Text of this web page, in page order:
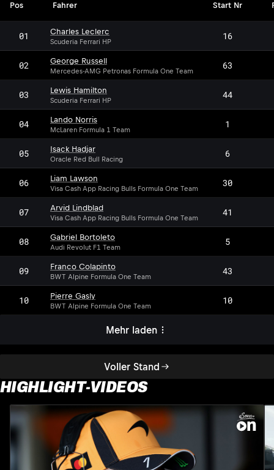
Voller Stand
Pos Fahrer Start Nr
01 Charles Leclerc
Scuderia Ferrari HP 16
02 George Russell
Mercedes-AMG Petronas Formula One Team 63
03 Lewis Hamilton
Scuderia Ferrari HP 44
04 Lando Norris
McLaren Formula 1 Team 1
05 Isack Hadjar
Oracle Red Bull Racing 6
06 Liam Lawson
Visa Cash App Racing Bulls Formula One Team 30
07 Arvid Lindblad
Visa Cash App Racing Bulls Formula One Team 41
08 Gabriel Bortoleto
Audi Revolut F1 Team 5
09 Franco Colapinto
BWT Alpine Formula One Team 43
10 Pierre Gasly
BWT Alpine Formula One Team 10
Mehr laden
HIGHLIGHT-VIDEOS